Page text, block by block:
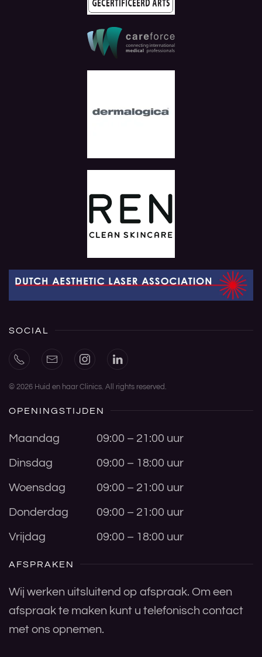
SOCIAL
© 2026 Huid en haar Clinics. All rights reserved.
OPENINGSTIJDEN
Maandag 09:00 – 21:00 uur
Dinsdag 09:00 – 18:00 uur
Woensdag 09:00 – 21:00 uur
Donderdag 09:00 – 21:00 uur
Vrijdag 09:00 – 18:00 uur
AFSPRAKEN
Wij werken uitsluitend op afspraak. Om een
afspraak te maken kunt u telefonisch contact
met ons opnemen.